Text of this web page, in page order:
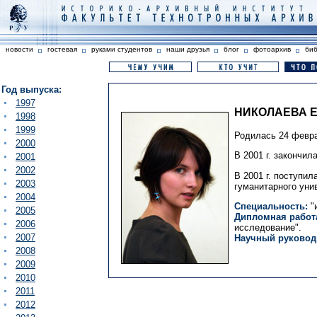
новости гостевая руками студентов наши друзья блог фотоархив
Год выпуска:
1997
1998
1999
2000
2001
2002
2003
2004
2005
2006
2007
2008
2009
2010
2011
2012
НИКОЛАЕВА
Родилась 24
В 2001 г.
В 2001 г.
гуманитарного
Специальность:
Дипломная
исследование".
Научный